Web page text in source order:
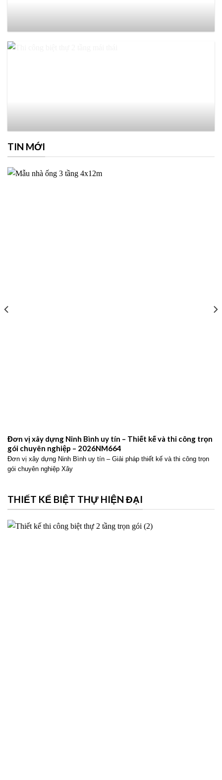
TIN MỚI
Đơn vị xây dựng Ninh Bình uy tín – Thiết kế và thi công trọn
gói chuyên nghiệp – 2026NM664
Đơn vị xây dựng Ninh Bình uy tín – Giải pháp thiết kế và thi công trọn
gói chuyên nghiệp Xây
THIẾT KẾ BIỆT THỰ HIỆN ĐẠI